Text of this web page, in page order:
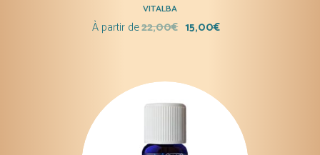
VITALBA
À partir de22,00€ 15,00€